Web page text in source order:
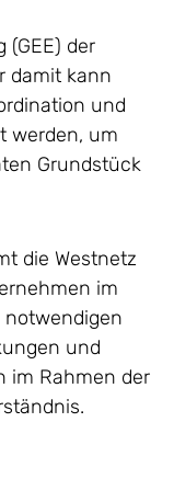
der
damit kann
und
werden, um
Grundstück
die Westnetz
im
notwendigen
und
im Rahmen der